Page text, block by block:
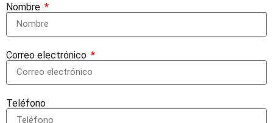
Nombre
Correo electrónico
Teléfono